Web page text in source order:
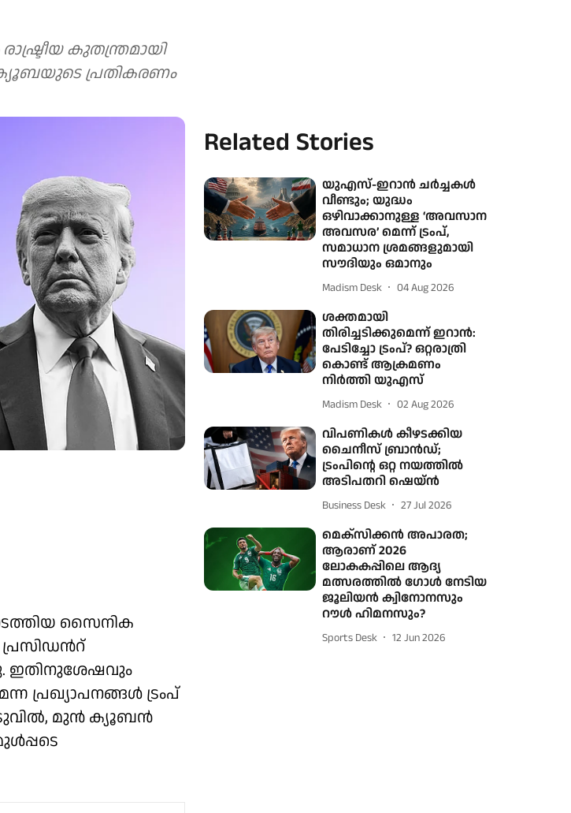
കുതന്ത്രമായി
പ്രതികരണം
സൈനിക
ഇതിനുശേഷവും
പ്രഖ്യാപനങ്ങൾ ട്രംപ്
മുൻ ക്യൂബൻ
Related Stories
യുഎസ്-ഇറാൻ ചർച്ചകൾ
വീണ്ടും; യുദ്ധം
ഒഴിവാക്കാനുള്ള ‘അവസാന
അവസര’ മെന്ന് ട്രംപ്,
സമാധാന ശ്രമങ്ങളുമായി
സൗദിയും ഒമാനും
Madism Desk 04 Aug 2026
ശക്തമായി
തിരിച്ചടിക്കുമെന്ന് ഇറാൻ:
പേടിച്ചോ ട്രംപ്? ഒറ്റരാത്രി
കൊണ്ട് ആക്രമണം
നിർത്തി യുഎസ്
Madism Desk 02 Aug 2026
വിപണികള്‍ കീഴടക്കിയ
ചൈനീസ് ബ്രാന്‍ഡ്;
ട്രംപിന്റെ ഒറ്റ നയത്തില്‍
അടിപതറി ഷെയ്ന്‍
Business Desk 27 Jul 2026
മെക്സിക്കൻ അപാരത;
ആരാണ് 2026
ലോകകപ്പിലെ ആദ്യ
മത്സരത്തിൽ ​ഗോൾ നേടിയ
ജൂലിയൻ ക്വിനോനസും
റൗൾ ഹിമനസും?
Sports Desk 12 Jun 2026